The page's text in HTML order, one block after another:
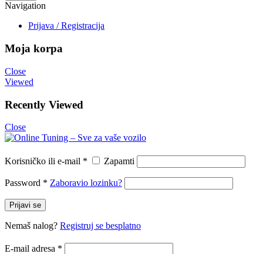
Navigation
Prijava / Registracija
Moja korpa
Close
Viewed
Recently Viewed
Close
Korisničko ili e-mail * Zapamti
Password * Zaboravio lozinku?
Prijavi se
Nemaš nalog? Registruj se besplatno
E-mail adresa *